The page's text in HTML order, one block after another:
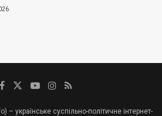
– українське суспільно-політичне інтернет-